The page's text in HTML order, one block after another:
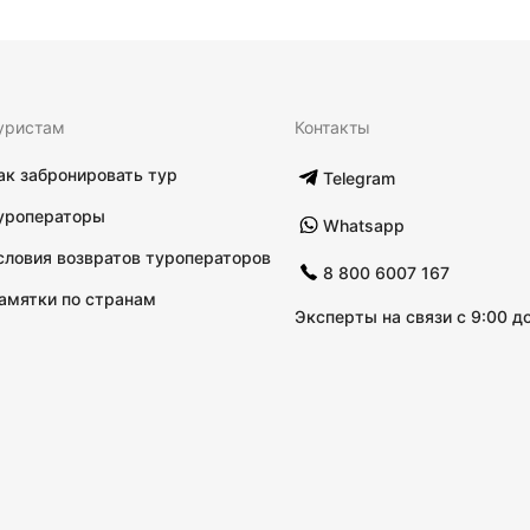
забронировать тур
возвратов туроператоров
по странам
Контакты
Telegram
Whatsapp
8 800 6007 167
Эксперты на связи с 9:00